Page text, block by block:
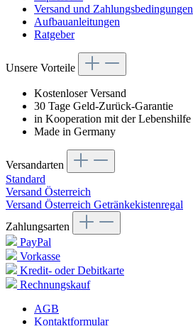
Versand und Zahlungsbedingungen
Aufbauanleitungen
Ratgeber
Unsere Vorteile
Kostenloser Versand
30 Tage Geld-Zurück-Garantie
in Kooperation mit der Lebenshilfe
Made in Germany
Versandarten
Standard
Versand Österreich
Versand Österreich Getränkekistenregal
Zahlungsarten
PayPal
Vorkasse
Kredit- oder Debitkarte
Rechnungskauf
AGB
Kontaktformular